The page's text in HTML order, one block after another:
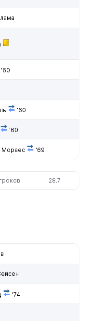
'60
'60
'60
Мораес '69
28.7
'74